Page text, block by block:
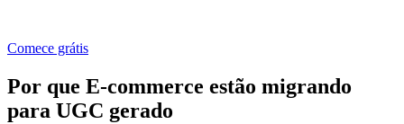
Comece grátis
Por que E-commerce estão migrando
para UGC gerado